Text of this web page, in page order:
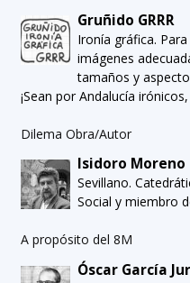
Gruñido GRRR
Ironía gráfica.
imágenes
tamaños y
¡Sean por Andalucía
Dilema Obra/Autor
Isidoro Moreno
Sevillano.
Social y miembro
A propósito del 8M
Óscar García